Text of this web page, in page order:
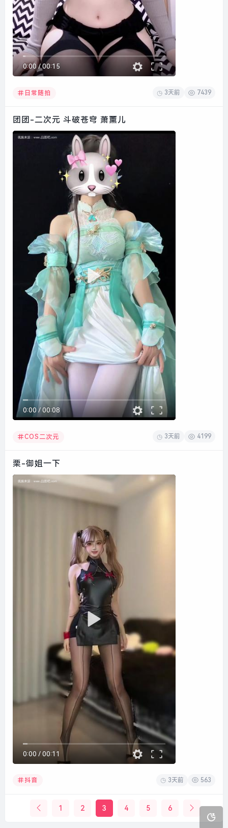
0:00/00:15
日常随拍 3天前 7439
团团-二次元 斗破苍穹 萧薰儿
0:00/00:08
COS二次元 3天前 4199
栗-御姐一下
0:00 / 00:11
抖音 3天前 563
1 2 3 4 5 6